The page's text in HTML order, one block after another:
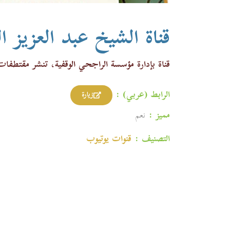
قناة الشيخ عبد
قناة بإدارة مؤسسة الراجحي الوقفية، تنشر
الرابط (عربي) :
زيارة
مميز : نعم
التصنيف : قنوات یوتیوب